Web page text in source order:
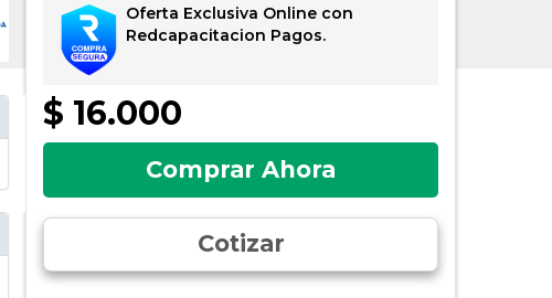
Oferta Exclusiva Online con
Redcapacitacion Pagos.
$ 16.000
Comprar Ahora
Cotizar